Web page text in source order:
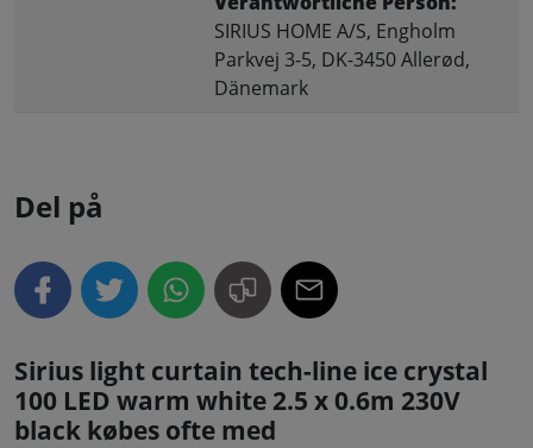
SIRIUS HOME A/S, Engholm
Parkvej 3-5, DK-3450 Allerød,
Dänemark
Del på
Sirius light curtain tech-line ice crystal
100 LED warm white 2.5 x 0.6m 230V
black købes ofte med